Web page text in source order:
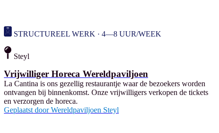
STRUCTUREEL WERK · 4—8 UUR/WEEK
Steyl
Vrijwilliger Horeca Wereldpaviljoen
La Cantina is ons gezellig restaurantje waar de bezoekers worden
ontvangen bij binnenkomst. Onze vrijwilligers verkopen de tickets
en verzorgen de horeca.
Geplaatst door Wereldpaviljoen Steyl